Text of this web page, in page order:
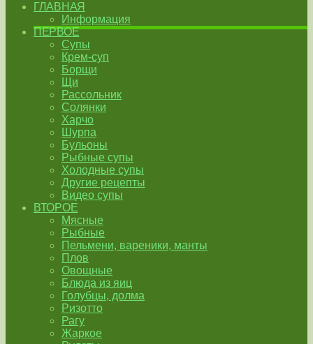
ГЛАВНАЯ
Информация
ПЕРВОЕ
Супы
Крем-суп
Борщи
Щи
Рассольник
Солянки
Харчо
Шурпа
Бульоны
Рыбные супы
Холодные супы
Другие рецепты
Видео супы
ВТОРОЕ
Мясные
Рыбные
Пельмени, вареники, манты
Плов
Овощные
Блюда из яиц
Голубцы, долма
Ризотто
Рагу
Жаркое